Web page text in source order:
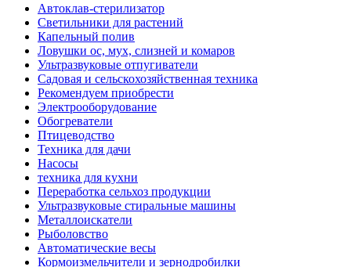
Автоклав-стерилизатор
Светильники для растений
Капельный полив
Ловушки ос, мух, слизней и комаров
Ультразвуковые отпугиватели
Садовая и сельскохозяйственная техника
Рекомендуем приобрести
Электрооборудование
Обогреватели
Птицеводство
Техника для дачи
Насосы
техника для кухни
Переработка сельхоз продукции
Ультразвуковые стиральные машины
Металлоискатели
Рыболовство
Автоматические весы
Кормоизмельчители и зернодробилки